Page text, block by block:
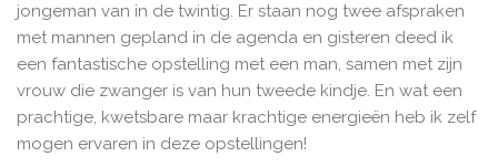
jongeman van in de twintig. Er staan nog twee afspraken
met mannen gepland in de agenda en gisteren deed ik
een fantastische opstelling met een man, samen met zijn
vrouw die zwanger is van hun tweede kindje. En wat een
prachtige, kwetsbare maar krachtige energieën heb ik zelf
mogen ervaren in deze opstellingen!